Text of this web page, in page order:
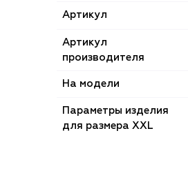
Артикул
Артикул
производителя
На модели
Параметры изделия
для размера XXL